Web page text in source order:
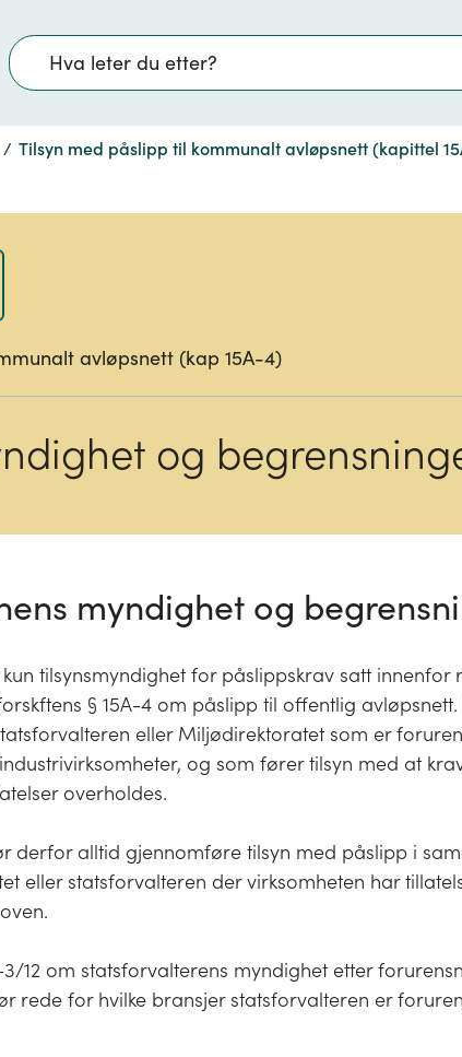
Søk
/ Tilsyn med påslipp til kommunalt avløpsnett (kapittel
avløpsnett (kap 15A-4)
og
myndighet og
tilsynsmyndighet for påslippskrav satt innenfor
§ 15A-4 om påslipp til offentlig
eller Miljødirektoratet som er
og som fører tilsyn med at
overholdes.
derfor alltid gjennomføre tilsyn med påslipp i
eller statsforvalteren der virksomheten har
3/12 om statsforvalterens myndighet etter
rede for hvilke bransjer statsforvalteren er